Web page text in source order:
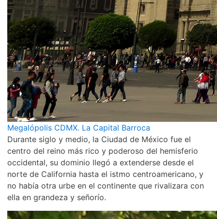
Megalópolis CDMX. La Capital Barroca
Durante siglo y medio, la Ciudad de México fue el
centro del reino más rico y poderoso del hemisferio
occidental, su dominio llegó a extenderse desde el
norte de California hasta el istmo centroamericano, y
no había otra urbe en el continente que rivalizara con
ella en grandeza y señorío.